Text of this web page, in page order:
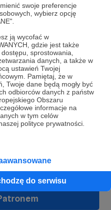
swoje preferencje
wybierz opcję
ją wycofać w
gdzie jest także
sprostowania,
danych, a także w
ustawień Twojej
Pamiętaj, że w
Twoje dane będą mogły być
odbiorców danych z państw
Obszaru
informacje na
w tym celów
polityce prywatności.
do serwisu
Patronów!